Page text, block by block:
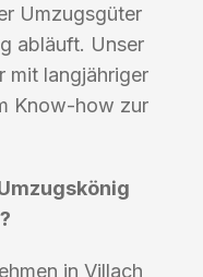
Umzugsgüter
abläuft. Unser
mit langjähriger
Know-how zur
in Villach